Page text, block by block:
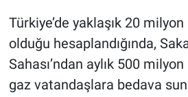
Türkiye’de yaklaşık 20
olduğu hesaplandığında,
Sahası’ndan aylık 500
gaz vatandaşlara bedava